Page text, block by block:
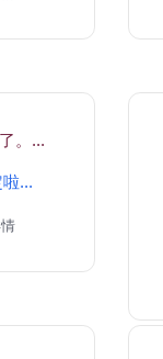
。...
...